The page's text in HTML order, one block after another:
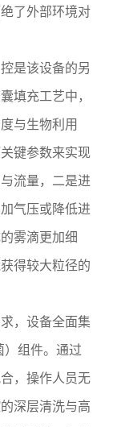
了外部环境对
是该设备的另
填充工艺中，
与生物利用
键参数来实现
流量，二是进
气压或降低进
雾滴更加细
得较大粒径的
，设备全面集
）组件。通过
，操作人员无
深层清洗与高